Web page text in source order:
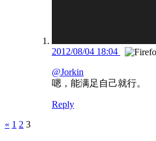
2012/08/04 18:04
@Jorkin
嗯，能满足自己就行。
Reply
Pages
« 1 2 3